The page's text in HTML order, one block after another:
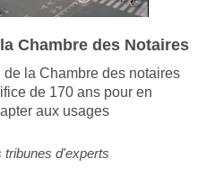
Chambre des Notaires
de la Chambre des notaires
de 170 ans pour en
aux usages
tribunes d'experts